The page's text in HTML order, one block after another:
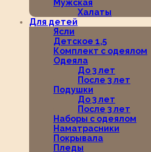
Мужская
Халаты
Для детей
Ясли
Детское 1,5
Комплект с одеялом
Одеяла
До 3 лет
После 3 лет
Подушки
До 3 лет
После 3 лет
Наборы с одеялом
Наматрасники
Покрывала
Пледы